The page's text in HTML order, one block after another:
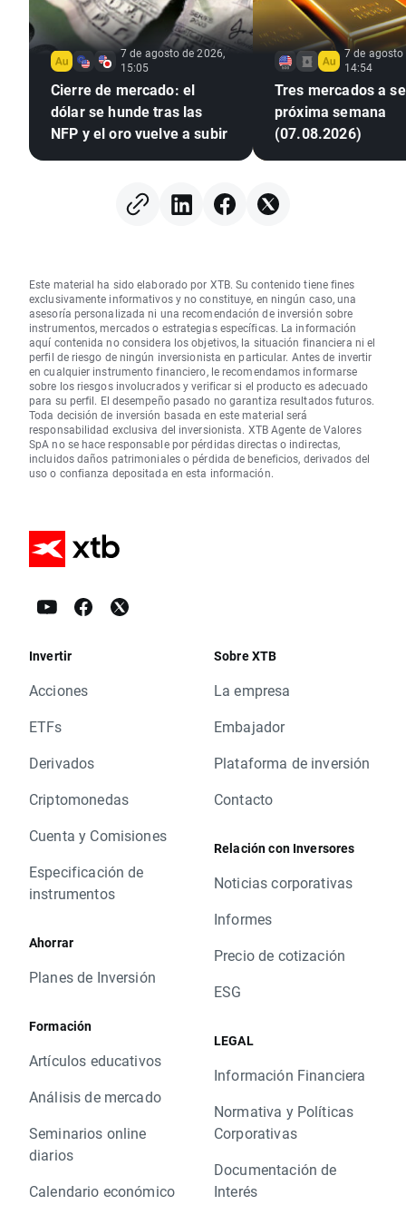
7 de agosto de 2026,
15:05
Cierre de mercado: el
dólar se hunde tras las
NFP y el oro vuelve a subir
7 de agosto
14:54
Tres mercados a
próxima semana
(07.08.2026)
Este material ha sido elaborado por XTB. Su contenido tiene fines
exclusivamente informativos y no constituye, en ningún caso, una
asesoría personalizada ni una recomendación de inversión sobre
instrumentos, mercados o estrategias específicas. La información
aquí contenida no considera los objetivos, la situación financiera ni el
perfil de riesgo de ningún inversionista en particular. Antes de invertir
en cualquier instrumento financiero, le recomendamos informarse
sobre los riesgos involucrados y verificar si el producto es adecuado
para su perfil. El desempeño pasado no garantiza resultados futuros.
Toda decisión de inversión basada en este material será
responsabilidad exclusiva del inversionista. XTB Agente de Valores
SpA no se hace responsable por pérdidas directas o indirectas,
incluidos daños patrimoniales o pérdida de beneficios, derivados del
uso o confianza depositada en esta información.
Invertir
Acciones
ETFs
Derivados
Criptomonedas
Cuenta y Comisiones
Especificación de
instrumentos
Ahorrar
Planes de Inversión
Formación
Artículos educativos
Análisis de mercado
Seminarios online
diarios
Calendario económico
Sobre XTB
La empresa
Embajador
Plataforma de inversión
Contacto
Relación con Inversores
Noticias corporativas
Informes
Precio de cotización
ESG
LEGAL
Información Financiera
Normativa y Políticas
Corporativas
Documentación de
Interés